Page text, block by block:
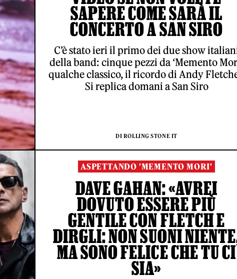
SAPERE COME SARÀ IL
CONCERTO A SAN SIRO
C’è stato ieri il primo dei due show
della band: cinque pezzi da ‘Memento
qualche classico, il ricordo di Andy
Si replica domani a San Siro
DI ROLLING STONE IT
ASPETTANDO 'MEMENTO MORI'
DAVE GAHAN: «AVREI
DOVUTO ESSERE PIÙ
GENTILE CON FLETCH E
DIRGLI: NON SUONI
MA SONO FELICE CHE TU CI
SIA»